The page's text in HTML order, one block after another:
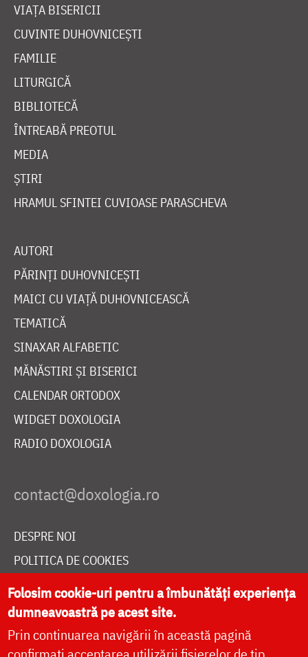
VIAȚA BISERICII
CUVINTE DUHOVNICEȘTI
FAMILIE
LITURGICĂ
BIBLIOTECĂ
ÎNTREABĂ PREOTUL
MEDIA
ȘTIRI
HRAMUL SFINTEI CUVIOASE PARASCHEVA
AUTORI
PĂRINȚI DUHOVNICEȘTI
MAICI CU VIAȚĂ DUHOVNICEASCĂ
TEMATICĂ
SINAXAR ALFABETIC
MĂNĂSTIRI ȘI BISERICI
CALENDAR ORTODOX
WIDGET DOXOLOGIA
RADIO DOXOLOGIA
DESPRE NOI
POLITICA DE COOKIES
DONEAZĂ ONLINE PENTRU CATEDRALA NAȚIONALĂ
LIVE
Folosim cookie-uri pentru a îmbunătăți experiența
dumneavoastră pe acest site.
Prin continuarea navigării în această pagină